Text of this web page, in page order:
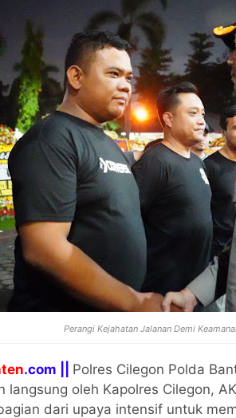
Perangi Kejahatan Jalanan Demi
.com || Polres Cilegon Polda
langsung oleh Kapolres Cilegon,
dari upaya intensif untuk